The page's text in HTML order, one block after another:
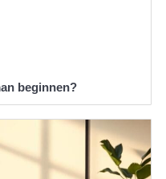
beginnen?